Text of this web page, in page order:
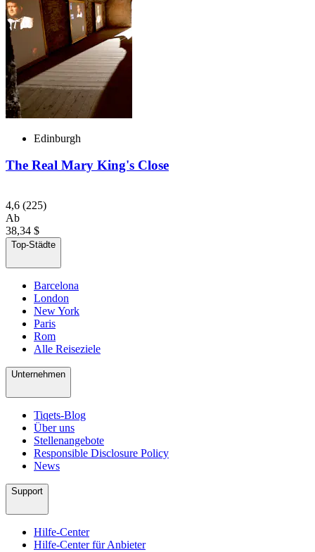
Edinburgh
The Real Mary King's Close
4,6 (225)
Ab
38,34 $
Top-Städte
Barcelona
London
New York
Paris
Rom
Alle Reiseziele
Unternehmen
Tiqets-Blog
Über uns
Stellenangebote
Responsible Disclosure Policy
News
Support
Hilfe-Center
Hilfe-Center für Anbieter